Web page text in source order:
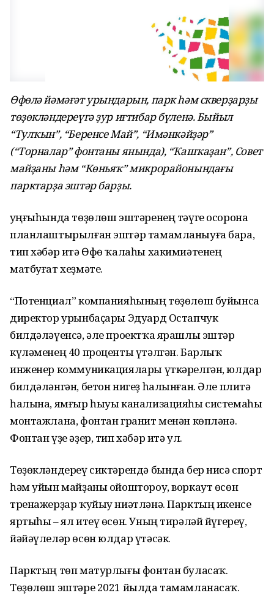
Өфөлә йәмәғәт урындарын, парк һәм скверҙарҙы
төҙөкләндереүгә ҙур иғтибар бүленә. Быйыл
“Тулҡын”, “Беренсе Май”, “Имәнкәйҙәр”
(“Торналар” фонтаны янында), “Ҡашҡаҙан”, Совет
майҙаны һәм “Көньяҡ” микрорайонындағы
парктарҙа эштәр барҙы.
Һуңғыһында төҙөлөш эштәренең тәүге осорона
планлаштырылған эштәр тамамланыуға бара,
тип хәбәр итә Өфө ҡалаһы хакимиәтенең
матбуғат хеҙмәте.
“Потенциал” компанияһының төҙөлөш буйынса
директор урынбаҫары Эдуард Остапчук
билдәләүенсә, әле проектҡа ярашлы эштәр
күләменең 40 проценты үтәлгән. Барлыҡ
инженер коммуникациялары үткәрелгән, юлдар
билдәләнгән, бетон нигеҙ һалынған. Әле плитә
һалына, ямғыр һыуы канализацияһы системаһы
монтажлана, фонтан гранит менән көпләнә.
Фонтан үҙе әҙер, тип хәбәр итә ул.
Төҙөкләндереү сиктәрендә бында бер нисә спорт
һәм уйын майҙаны ойоштороу, воркаут өсөн
тренажерҙар ҡуйыу ниәтләнә. Парктың икенсе
яртыһы – ял итеү өсөн. Уның тирәләй йүгереү,
йәйәүлеләр өсөн юлдар үтәсәк.
Парктың төп матурлығы фонтан буласаҡ.
Төҙөлөш эштәре 2021 йылда тамамланасаҡ.